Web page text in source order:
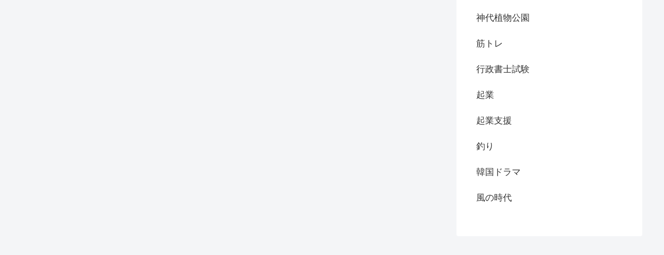
神代植物公園
筋トレ
行政書士試験
起業
起業支援
釣り
韓国ドラマ
風の時代